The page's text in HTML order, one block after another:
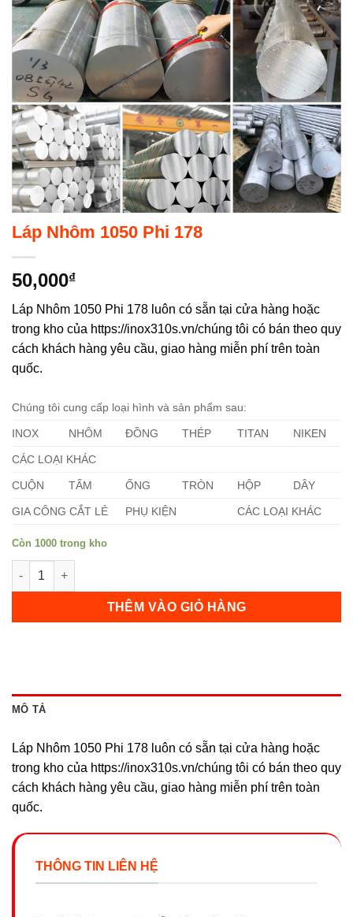
Láp Nhôm 1050 Phi 178
50,000₫
Láp Nhôm 1050 Phi 178 luôn có sẵn tại cửa hàng hoặc
trong kho của https://inox310s.vn/chúng tôi có bán theo quy
cách khách hàng yêu cầu, giao hàng miễn phí trên toàn
quốc.
Chúng tôi cung cấp loại hình và sản phẩm sau:
INOX NHÔM ĐỒNG THÉP TITAN NIKEN
CÁC LOẠI KHÁC
CUỘN TẤM ỐNG TRÒN HỘP DÂY
GIA CÔNG CẮT LẺ PHỤ KIỆN CÁC LOẠI KHÁC
Còn 1000 trong kho
Láp Nhôm 1050 Phi 178 số lượng
THÊM VÀO GIỎ HÀNG
MÔ TẢ
Láp Nhôm 1050 Phi 178 luôn có sẵn tại cửa hàng hoặc
trong kho của https://inox310s.vn/chúng tôi có bán theo quy
cách khách hàng yêu cầu, giao hàng miễn phí trên toàn
quốc.
THÔNG TIN LIÊN HỆ
Không hiển thị lại nữa!